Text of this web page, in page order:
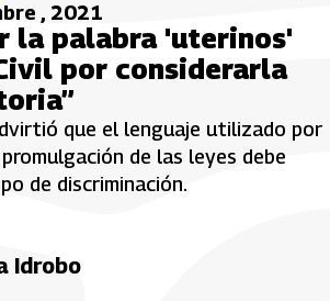
, 2021
la palabra 'uterinos'
por considerarla
que el lenguaje utilizado por
de las leyes debe
de discriminación.
Idrobo